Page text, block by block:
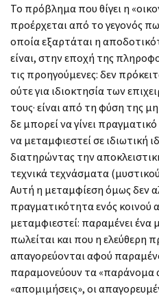
Το πρόβλημα που θίγει η
προέρχεται από το γεγονός
οποία εξαρτάται η
είναι, στην εποχή της
τις προηγούμενες: δεν
ούτε για ιδιοκτησία των
τους· είναι από τη φύση της
δε μπορεί να γίνει
να μεταμφιεστεί σε ιδιωτική
διατηρώντας την
τεχνικά τεχνάσματα
Αυτή η μεταμφίεση όμως δεν
πραγματικότητα ενός κοινού
μεταμφιεστεί: παραμένει
πωλείται και που η ελεύθερη
απαγορεύονται αφού
παραμονεύουν τα «παράνομα
«απομιμήσεις», οι